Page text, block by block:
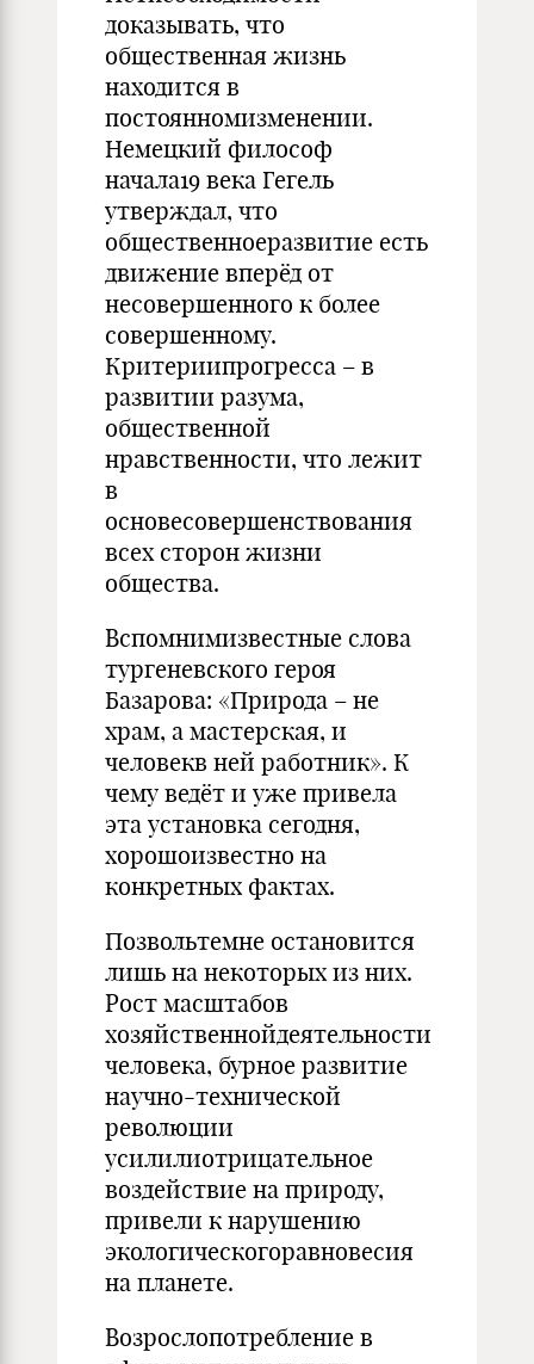
доказывать, что
общественная жизнь
находится в
постоянномизменении.
Немецкий философ
начала19 века Гегель
утверждал, что
общественноеразвитие есть
движение вперёд от
несовершенного к более
совершенному.
Критериипрогресса – в
развитии разума,
общественной
нравственности, что лежит
в
основесовершенствования
всех сторон жизни
общества.
Вспомнимизвестные слова
тургеневского героя
Базарова: «Природа – не
храм, а мастерская, и
человекв ней работник». К
чему ведёт и уже привела
эта установка сегодня,
хорошоизвестно на
конкретных фактах.
Позвольтемне остановится
лишь на некоторых из них.
Рост масштабов
хозяйственнойдеятельности
человека, бурное развитие
научно-технической
революции
усилилиотрицательное
воздействие на природу,
привели к нарушению
экологическогоравновесия
на планете.
Возрослопотребление в